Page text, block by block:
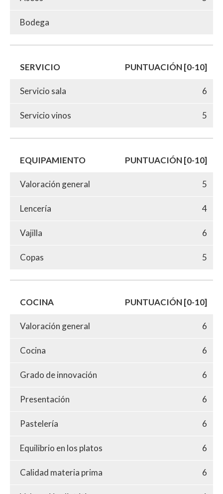
Bodega
SERVICIO PUNTUACIÓN [0-10]
Servicio sala 6
Servicio vinos 5
EQUIPAMIENTO PUNTUACIÓN [0-10]
Valoración general 5
Lencería 4
Vajilla 6
Copas 5
COCINA PUNTUACIÓN [0-10]
Valoración general 6
Cocina 6
Grado de innovación 6
Presentación 6
Pastelería 6
Equilibrio en los platos 6
Calidad materia prima 6